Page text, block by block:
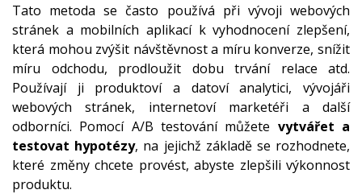
Tato metoda se často používá při vývoji webových
stránek a mobilních aplikací k vyhodnocení zlepšení,
která mohou zvýšit návštěvnost a míru konverze, snížit
míru odchodu, prodloužit dobu trvání relace atd.
Používají ji produktoví a datoví analytici, vývojáři
webových stránek, internetoví marketéři a další
odborníci. Pomocí A/B testování můžete vytvářet a
testovat hypotézy, na jejichž základě se rozhodnete,
které změny chcete provést, abyste zlepšili výkonnost
produktu.